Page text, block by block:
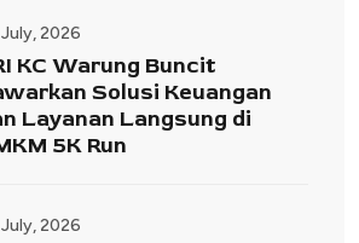
2026
KC Warung Buncit
Solusi Keuangan
Layanan Langsung di
5K Run
2026